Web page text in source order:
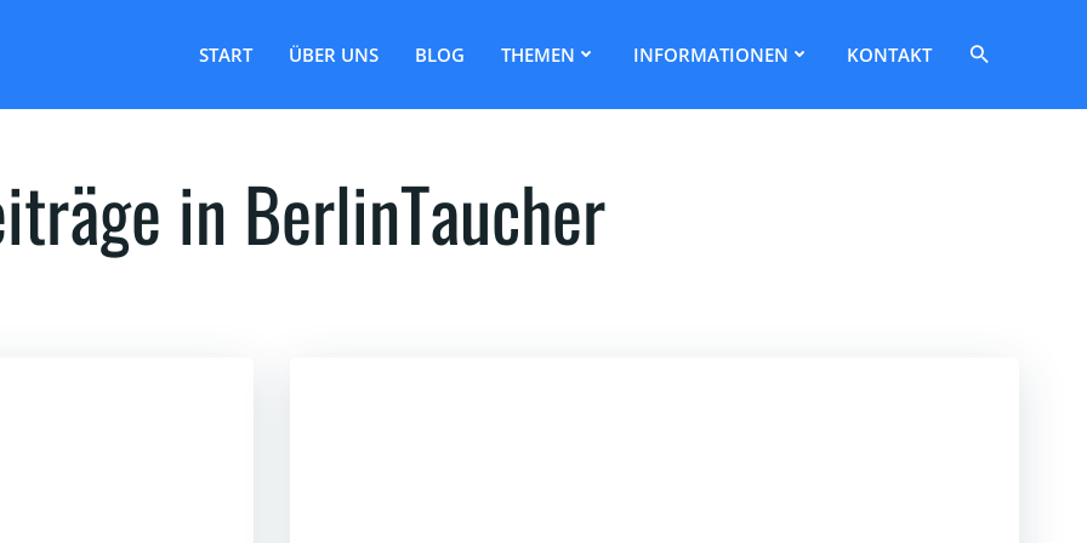
START ÜBER UNS BLOG THEMEN INFORMATIONEN KONTAKT
Search Button
in BerlinTaucher